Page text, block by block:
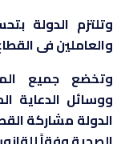
وتلتزم الدولة
والعاملين فى
وتخضع جميع
ووسائل الدعاية
الدولة مشاركة